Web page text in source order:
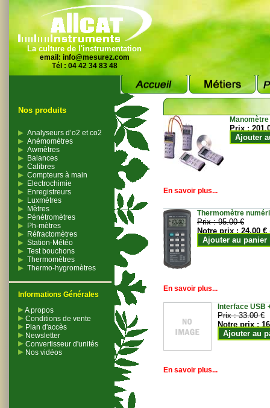
La culture de l'instrumentation
email: info@mesurez.com
Tél : 04 42 34 83 48
Nos produits
Analyseurs d’o2 et co2
Anémomètres
Awmètres
Balances
Calibres
Compteurs à main
Electrochimie
Enregistreurs
Luxmètres
Mètres
Pénétromètres
Ph-mètres
Réfractomètres
Station-Météo
Test bouchons
Thermomètres
Thermo-hygromètres
Informations Générales
A propos
Conditions de vente
Plan d'accès
Newsletter
Convertisseur d'unités
Nos vidéos
Prix :
Ajouter
En savoir plus...
Thermomètre
Prix :95.00 €
Notre prix :24.00 €
Ajouter au panier
En savoir plus...
Interface USB
Prix :33.00 €
Notre prix :
Ajouter au
En savoir plus...